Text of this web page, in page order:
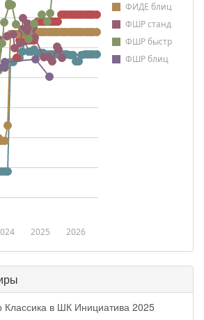
ФИДЕ блиц
ФШР станд
ФШР быстр
ФШР блиц
2025 2026
Классика в ШК Инициатива 2025